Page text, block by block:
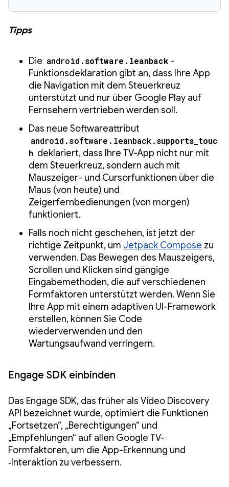
Tipps
Die android.software . leanback -
Funktionsdeklaration gibt an, dass Ihre App
die Navigation mit dem Steuerkreuz
unterstützt und nur über Google Play auf
Fernsehern vertrieben werden soll.
Das neue Softwareattribut
android.software.leanback.supports_touc
h deklariert, dass Ihre TV-App nicht nur mit
dem Steuerkreuz, sondern auch mit
Mauszeiger- und Cursorfunktionen über die
Maus (von heute) und
Zeigerfernbedienungen (von morgen)
funktioniert.
Falls noch nicht geschehen, ist jetzt der
richtige Zeitpunkt, um Jetpack Compose zu
verwenden. Das Bewegen des Mauszeigers,
Scrollen und Klicken sind gängige
Eingabemethoden, die auf verschiedenen
Formfaktoren unterstützt werden. Wenn Sie
Ihre App mit einem adaptiven UI-Framework
erstellen, können Sie Code
wiederverwenden und den
Wartungsaufwand verringern.
Engage SDK einbinden
Das Engage SDK, das früher als Video Discovery
API bezeichnet wurde, optimiert die Funktionen
„Fortsetzen“, „Berechtigungen“ und
„Empfehlungen“ auf allen Google TV-
Formfaktoren, um die App-Erkennung und
‑Interaktion zu verbessern.